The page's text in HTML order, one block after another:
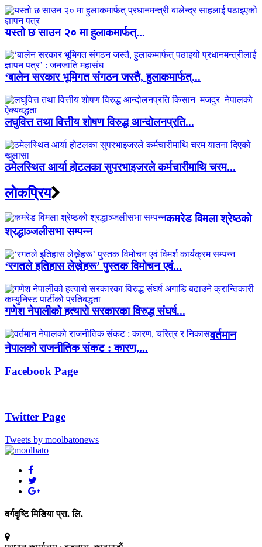
यस्तो छ साउन २० मा हुलाकमार्फत्...
‘बालेन सरकार भूमिगत संगठन जस्तै, हुलाकमार्फत्...
लघुवित्त तथा वित्तीय शोषण विरुद्ध आन्दोलनप्रति...
ठमेलस्थित आर्या होटलका सुपरभाइजरले कर्मचारीमाथि चरम...
लाेकप्रिय
कमरेड विमला श्रेष्ठको
श्रद्धाञ्जलीसभा सम्पन्न
‘रगतले इतिहास लेख्नेहरू’ पुस्तक विमोचन एवं...
गणेश नेपालीको हत्यारो सरकारका विरुद्ध संघर्ष...
वर्तमान
नेपालको राजनीतिक संकट : कारण,...
Facebook Page
Twitter Page
Tweets by moolbatonews
वर्गदृष्टि मिडिया प्रा. लि.